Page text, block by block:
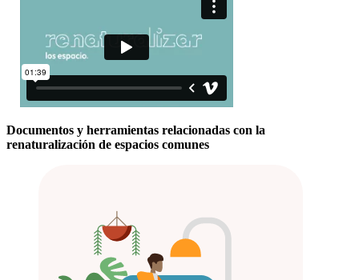
Documentos y herramientas relacionadas con la
renaturalización de espacios comunes